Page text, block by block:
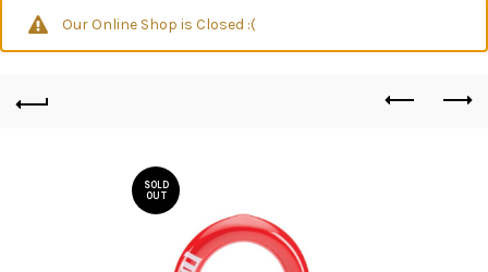
Our Online Shop is Closed :(
SOLD
OUT